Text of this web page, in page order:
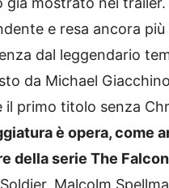
e resa ancora più
dal leggendario
da Michael
il primo titolo senza
è opera, come
della serie The Falcon
Malcolm